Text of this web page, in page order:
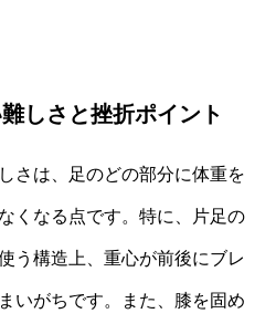
しさと挫折ポイント
さは、足のどの部分に体重を
くなる点です。特に、片足の
う構造上、重心が前後にブレ
いがちです。また、膝を固め